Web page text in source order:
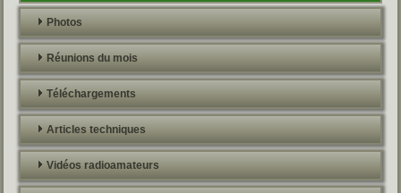
Photos
Réunions du mois
Téléchargements
Articles techniques
Vidéos radioamateurs